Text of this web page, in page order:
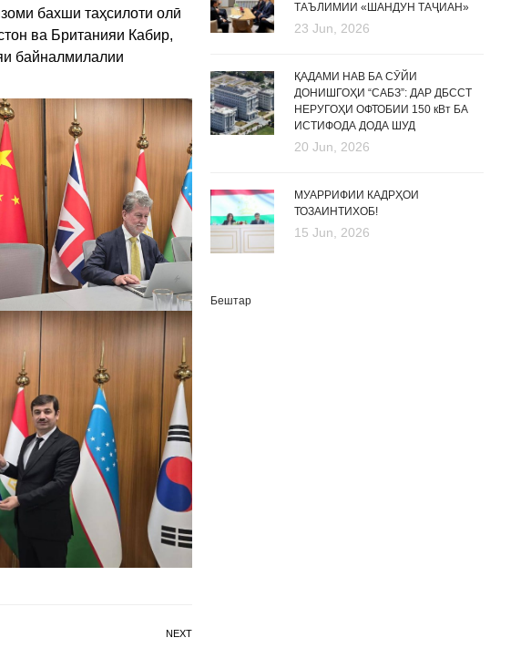
бахши таҳсилоти олӣ
ва Британияи Кабир,
байналмилалии
NEXT
ТАЪЛИМИИ «ШАНДУН ТАҶИАН»
23 Jun, 2026
ҚАДАМИ НАВ БА СӮЙИ
ДОНИШГОҲИ “САБЗ”: ДАР ДБССТ
НЕРУГОҲИ ОФТОБИИ 150 кВт БА
ИСТИФОДА ДОДА ШУД
20 Jun, 2026
МУАРРИФИИ КАДРҲОИ
ТОЗАИНТИХОБ!
15 Jun, 2026
Бештар